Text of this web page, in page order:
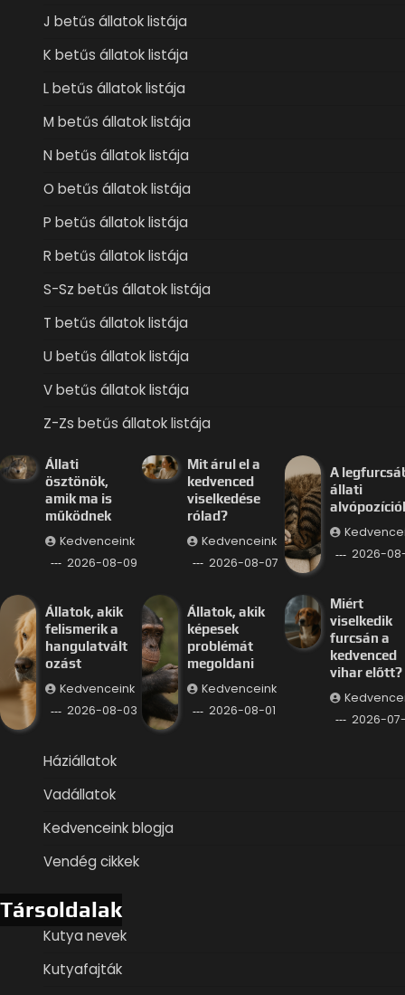
J betűs állatok listája
K betűs állatok listája
L betűs állatok listája
M betűs állatok listája
N betűs állatok listája
O betűs állatok listája
P betűs állatok listája
R betűs állatok listája
S-Sz betűs állatok listája
T betűs állatok listája
U betűs állatok listája
V betűs állatok listája
Z-Zs betűs állatok listája
Állati
ösztönök,
amik ma is
működnek
Kedvenceink
2026-08-09
Mit árul el a
kedvenced
viselkedése
rólad?
Kedvenceink
2026-08-07
A
állati
2026-
Állatok, akik
felismerik a
hangulatvált
ozást
Kedvenceink
2026-08-03
Állatok, akik
képesek
problémát
megoldani
Kedvenceink
2026-08-01
Miért
viselkedik
furcsán a
kedvenced
vihar előtt?
2026-
Háziállatok
Vadállatok
Kedvenceink blogja
Vendég cikkek
Társoldalak
Kutya nevek
Kutyafajták